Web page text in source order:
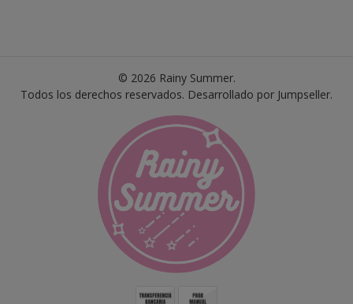
© 2026 Rainy Summer.
Todos los derechos reservados. Desarrollado por Jumpseller.